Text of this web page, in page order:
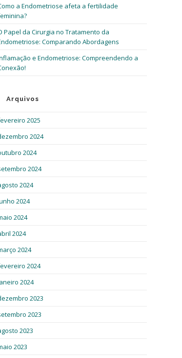
a Endometriose afeta a fertilidade
Papel da Cirurgia no Tratamento da
Comparando Abordagens
e Endometriose: Compreendendo a
Arquivos
2025
2024
2024
2024
2024
2024
2024
2024
2024
2024
2024
2023
2023
2023
2023